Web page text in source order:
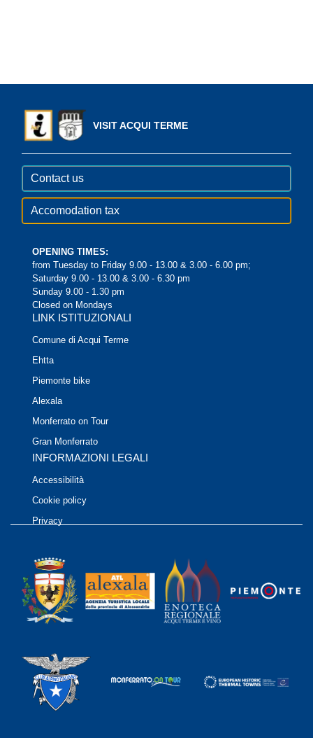
VISIT ACQUI TERME
Contact us
Accomodation tax
OPENING TIMES:
from Tuesday to Friday 9.00 - 13.00 & 3.00 - 6.00 pm;
Saturday 9.00 - 13.00 & 3.00 - 6.30 pm
Sunday 9.00 - 1.30 pm
Closed on Mondays
LINK ISTITUZIONALI
Comune di Acqui Terme
Ehtta
Piemonte bike
Alexala
Monferrato on Tour
Gran Monferrato
INFORMAZIONI LEGALI
Accessibilità
Cookie policy
Privacy